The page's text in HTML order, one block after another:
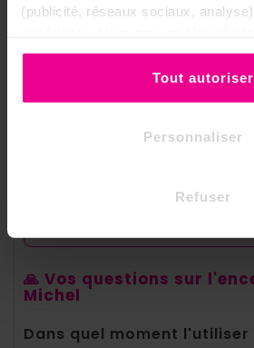
(publicité, réseaux sociaux,
ou de les refuser.
Tout autoriser
Personnaliser
Refuser
🎥 Activer une protection
rituel guidé montre
lieu d'une atmosphère
Voir le rituel
🙏 Vos questions sur
Michel
Dans quel moment l'utiliser